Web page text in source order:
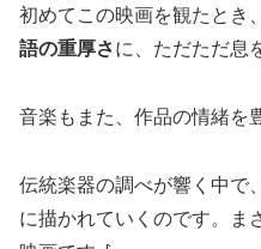
初めてこの映画を観たとき
語の重厚さに、ただただ息
音楽もまた、作品の情緒を
伝統楽器の調べが響く中で
に描かれていくのです。ま